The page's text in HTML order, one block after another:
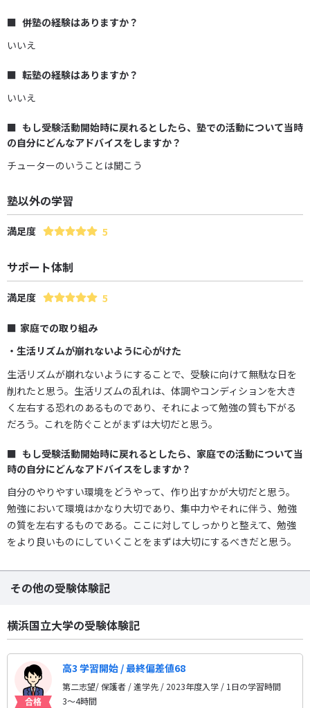
併塾の経験はありますか？
いいえ
転塾の経験はありますか？
いいえ
もし受験活動開始時に戻れるとしたら、塾での活動について当時
の自分にどんなアドバイスをしますか？
チューターのいうことは聞こう
塾以外の学習
満足度 5
サポート体制
満足度 5
家庭での取り組み
・生活リズムが崩れないように心がけた
生活リズムが崩れないようにすることで、受験に向けて無駄な日を
削れたと思う。生活リズムの乱れは、体調やコンディションを大き
く左右する恐れのあるものであり、それによって勉強の質も下がる
だろう。これを防ぐことがまずは大切だと思う。
もし受験活動開始時に戻れるとしたら、家庭での活動について当
時の自分にどんなアドバイスをしますか？
自分のやりやすい環境をどうやって、作り出すかが大切だと思う。
勉強において環境はかなり大切であり、集中力やそれに伴う、勉強
の質を左右するものである。ここに対してしっかりと整えて、勉強
をより良いものにしていくことをまずは大切にするべきだと思う。
その他の受験体験記
横浜国立大学の受験体験記
高3 学習開始 / 最終偏差値68
第二志望/ 保護者 / 進学先/ 2023年度入学 / 1日の学習時間
3〜4時間